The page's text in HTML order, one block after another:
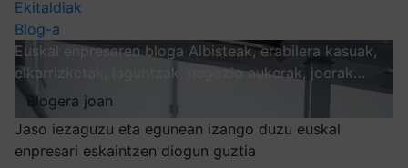
Ekitaldiak
Blog-a
Euskal enpresaren bloga Albisteak, erabilera kasuak,
elkarrizketak, laguntzak, negozio aukerak, joerak…
Blogera joan
Jaso iezaguzu eta egunean izango duzu euskal
enpresari eskaintzen diogun guztia